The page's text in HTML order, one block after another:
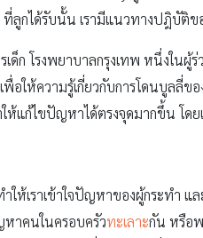
ลูกได้รับนั้น เรามีแนวทางปฎิบัติ
ก โรงพยาบาลกรุงเทพ หนึ่งในผู้
อให้ความรู้เกี่ยวกับการโดนบูลลี่ข
ห้แก้ไขปัญหาได้ตรงจุดมากขึ้น โด
ให้เราเข้าใจปัญหาของผู้กระทำ
หาคนในครอบครัวทะเลาะกัน หรือ